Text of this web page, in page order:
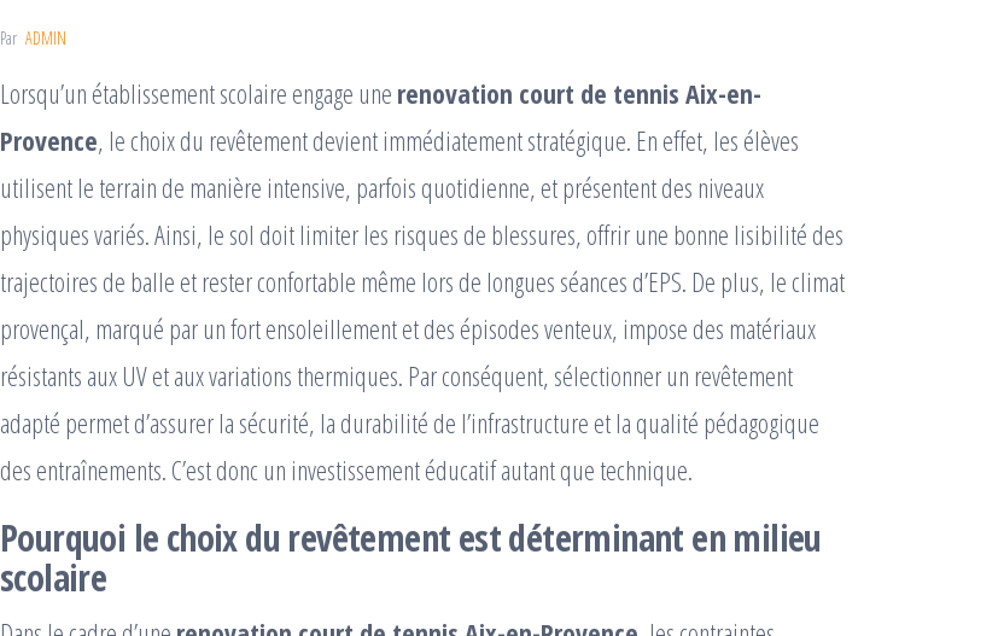
Par ADMIN
Lorsqu’un établissement scolaire engage une renovation court de tennis Aix-en-
Provence, le choix du revêtement devient immédiatement stratégique. En effet, les élèves
utilisent le terrain de manière intensive, parfois quotidienne, et présentent des niveaux
physiques variés. Ainsi, le sol doit limiter les risques de blessures, offrir une bonne lisibilité des
trajectoires de balle et rester confortable même lors de longues séances d’EPS. De plus, le climat
provençal, marqué par un fort ensoleillement et des épisodes venteux, impose des matériaux
résistants aux UV et aux variations thermiques. Par conséquent, sélectionner un revêtement
adapté permet d’assurer la sécurité, la durabilité de l’infrastructure et la qualité pédagogique
des entraînements. C’est donc un investissement éducatif autant que technique.
Pourquoi le choix du revêtement est déterminant en milieu
scolaire